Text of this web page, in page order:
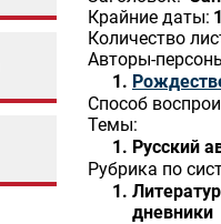
Крайние даты:
Количество
Авторы-
Способ
Темы:
Русский
Рубрика по
дневники